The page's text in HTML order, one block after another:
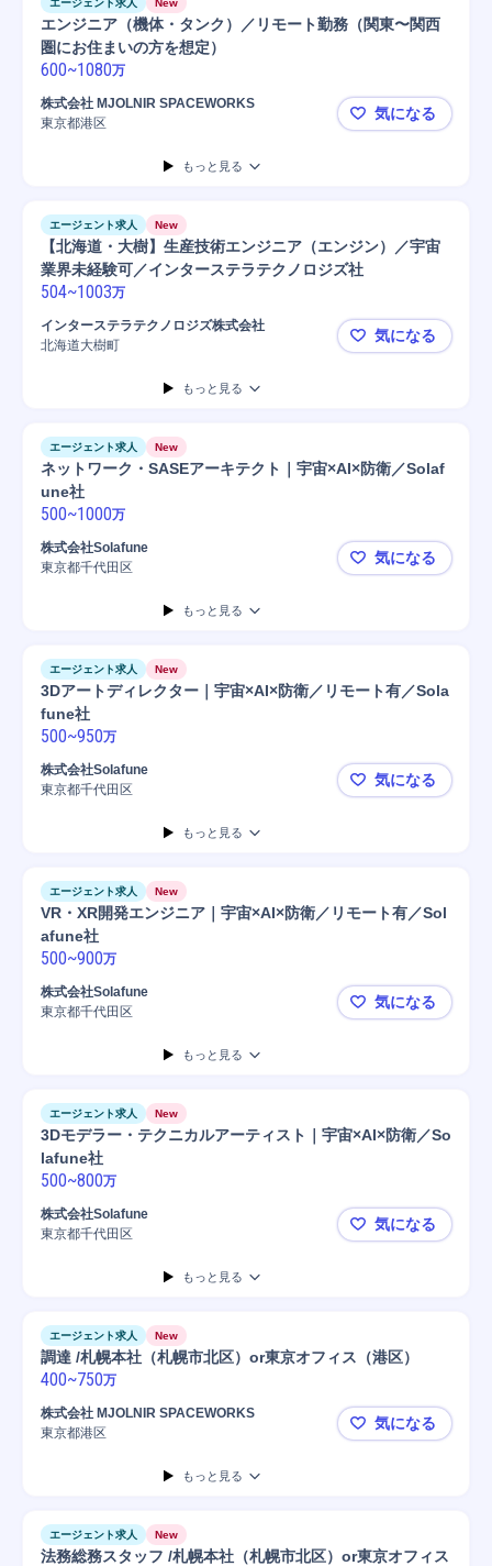
エージェント求人 New
エンジニア（機体・タンク）／リモート勤務（関東〜関西
圏にお住まいの方を想定）
600~1080万
株式会社 MJOLNIR SPACEWORKS
東京都港区
エンジニア
気になる
もっと見る
エージェント求人 New
【北海道・大樹】生産技術エンジニア（エンジン）／宇宙
業界未経験可／インターステラテクノロジズ社
504~1003万
インターステラテクノロジズ株式会社
北海道大樹町
【北海道・
気になる
もっと見る
エージェント求人 New
ネットワーク・SASEアーキテクト｜宇宙×AI×防衛／Solaf
une社
500~1000万
株式会社Solafune
東京都千代田区
ネットワー
気になる
もっと見る
エージェント求人 New
3Dアートディレクター｜宇宙×AI×防衛／リモート有／Sola
fune社
500~950万
株式会社Solafune
東京都千代田区
3Dアート
気になる
もっと見る
エージェント求人 New
VR・XR開発エンジニア｜宇宙×AI×防衛／リモート有／Sol
afune社
500~900万
株式会社Solafune
東京都千代田区
VR・XR開
気になる
もっと見る
エージェント求人 New
3Dモデラー・テクニカルアーティスト｜宇宙×AI×防衛／So
lafune社
500~800万
株式会社Solafune
東京都千代田区
3Dモデラ
気になる
もっと見る
エージェント求人 New
調達 /札幌本社（札幌市北区）or東京オフィス（港区）
400~750万
株式会社 MJOLNIR SPACEWORKS
東京都港区
調達 /札幌
気になる
もっと見る
エージェント求人 New
法務総務スタッフ /札幌本社（札幌市北区）or東京オフィス